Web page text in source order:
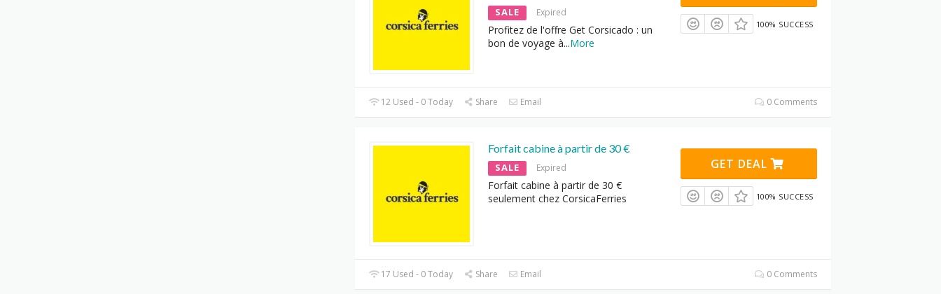
SALE Expired
Profitez de l'offre Get Corsicado : un
bon de voyage à...More
100% SUCCESS
12 Used - 0 Today Share Email 0 Comments
Forfait cabine à partir de 30 €
SALE Expired
Forfait cabine à partir de 30 €
seulement chez CorsicaFerries
GET DEAL
100% SUCCESS
17 Used - 0 Today Share Email 0 Comments